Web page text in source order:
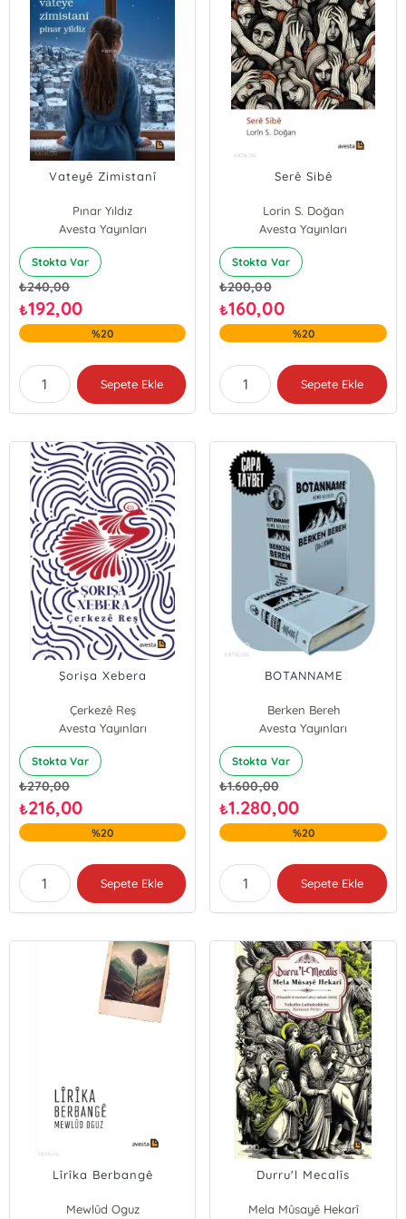
Vateyê Zimistanî
Pınar Yıldız
Avesta Yayınları
Stokta Var
₺240,00
₺192,00
%20
Sepete Ekle
Serê Sibê
Lorin S. Doğan
Avesta Yayınları
Stokta Var
₺200,00
₺160,00
%20
Sepete Ekle
Şorişa Xebera
Çerkezê Reş
Avesta Yayınları
Stokta Var
₺270,00
₺216,00
%20
Sepete Ekle
BOTANNAME
Berken Bereh
Avesta Yayınları
Stokta Var
₺1.600,00
₺1.280,00
%20
Sepete Ekle
Lîrîka Berbangê
Mewlûd Oguz
Durru'l Mecalîs
Mela Mûsayê Hekarî